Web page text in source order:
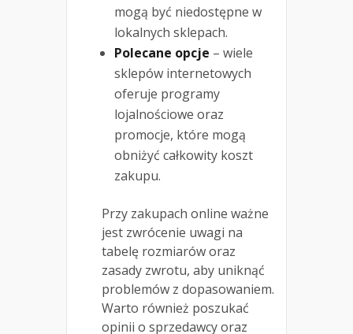
mogą być niedostępne w
lokalnych sklepach.
Polecane opcje – wiele
sklepów internetowych
oferuje programy
lojalnościowe oraz
promocje, które mogą
obniżyć całkowity koszt
zakupu.
Przy zakupach online ważne
jest zwrócenie uwagi na
tabelę rozmiarów oraz
zasady zwrotu, aby uniknąć
problemów z dopasowaniem.
Warto również poszukać
opinii o sprzedawcy oraz